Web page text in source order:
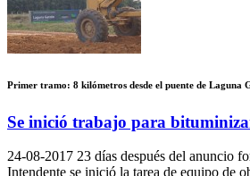
Primer tramo: 8 kilómetros desde el puente de Laguna
Se inició trabajo para
24-08-2017 23 días después del anuncio
Intendente se inició la tarea de equipo de